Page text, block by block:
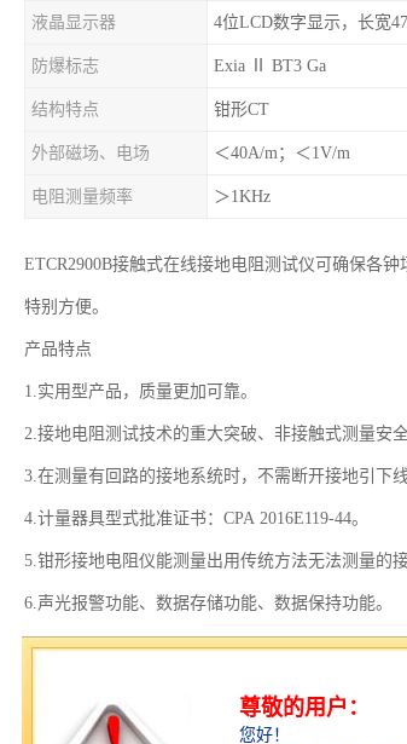
液晶显示器 4位LCD数字显示，长宽
防爆标志 Exia Ⅱ BT3 Ga
结构特点 钳形CT
外部磁场、电场 ＜40A/m；＜1V/m
电阻测量频率 ＞1KHz
ETCR2900B接触式在线接地电阻测试仪可确保各
特别方便。
产品特点
1.实用型产品，质量更加可靠。
2.接地电阻测试技术的重大突破、非接触式测量安全
3.在测量有回路的接地系统时，不需断开接地引下
4.计量器具型式批准证书：CPA 2016E119-44。
5.钳形接地电阻仪能测量出用传统方法无法测量的
6.声光报警功能、数据存储功能、数据保持功能。